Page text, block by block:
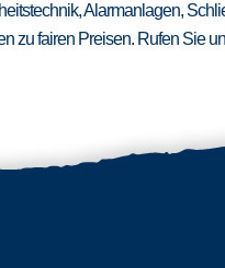
Alarmanlagen,
zu fairen Preisen. Rufen Sie